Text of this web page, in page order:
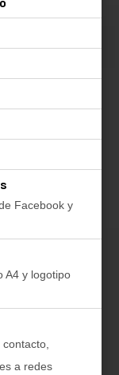
Facebook y
A4 y logotipo
a redes